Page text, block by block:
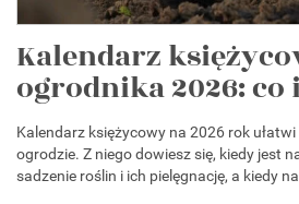
Kalendarz
ogrodnika 2026: co
Kalendarz księżycowy na 2026 rok
ogrodzie. Z niego dowiesz się, kiedy jest
sadzenie roślin i ich pielęgnację, a kiedy